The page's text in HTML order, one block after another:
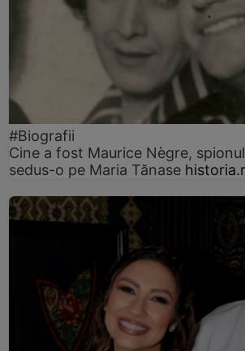
#Biografii
Cine a fost Maurice Nègre,
sedus-o pe Maria Tănase